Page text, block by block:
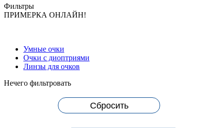
Фильтры
ПРИМЕРКА ОНЛАЙН!
Умные очки
Очки с диоптриями
Линзы для очков
Нечего фильтровать
Сбросить